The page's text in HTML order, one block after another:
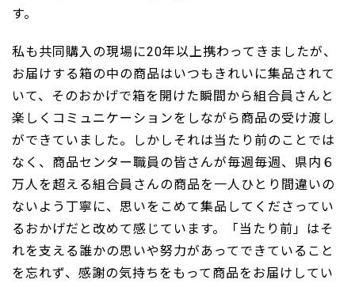
す。
私も共同購入の現場に20年以上携わってきましたが、
お届けする箱の中の商品はいつもきれいに集品されて
いて、そのおかげで箱を開けた瞬間から組合員さんと
楽しくコミュニケーションをしながら商品の受け渡し
ができていました。しかしそれは当たり前のことでは
なく、商品センター職員の皆さんが毎週毎週、県内６
万人を超える組合員さんの商品を一人ひとり間違いの
ないよう丁寧に、思いをこめて集品してくださってい
るおかげだと改めて感じています。「当たり前」はそ
れを支える誰かの思いや努力があってできていること
を忘れず、感謝の気持ちをもって商品をお届けしてい